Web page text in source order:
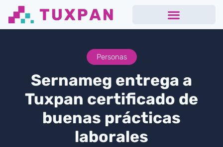
Personas
Sernameg entrega a
Tuxpan certificado de
buenas prácticas
laborales